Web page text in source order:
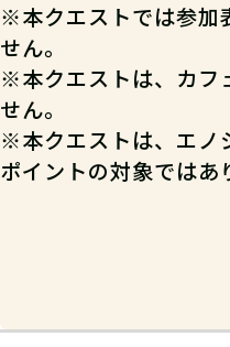
※本クエストでは参加
せん。
※本クエストは、カフ
せん。
※本クエストは、エノ
ポイントの対象ではあ